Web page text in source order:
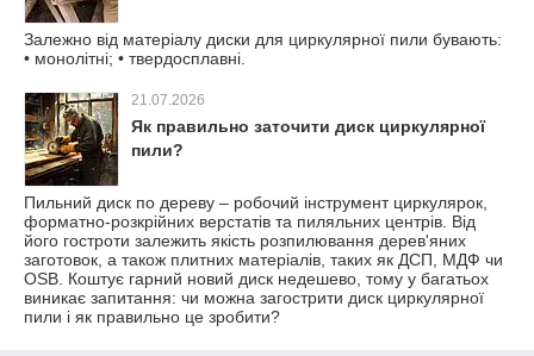
Залежно від матеріалу диски для циркулярної пили бувають:
• монолітні; • твердосплавні.
21.07.2026
Як правильно заточити диск циркулярної
пили?
Пильний диск по дереву – робочий інструмент циркулярок,
форматно-розкрійних верстатів та пиляльних центрів. Від
його гостроти залежить якість розпилювання дерев'яних
заготовок, а також плитних матеріалів, таких як ДСП, МДФ чи
OSB. Коштує гарний новий диск недешево, тому у багатьох
виникає запитання: чи можна загострити диск циркулярної
пили і як правильно це зробити?